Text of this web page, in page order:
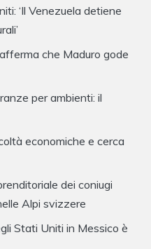
‘Il Venezuela detiene
che Maduro gode
per ambienti: il
economiche e cerca
dei coniugi
Alpi svizzere
Stati Uniti in Messico è